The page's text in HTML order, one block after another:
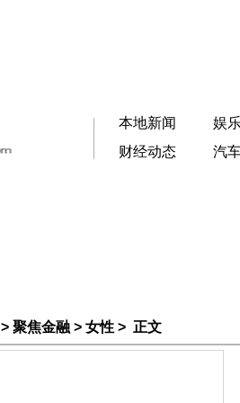
本地新闻
娱
财经动态
汽
> 聚焦金融 > 女性 > 正文